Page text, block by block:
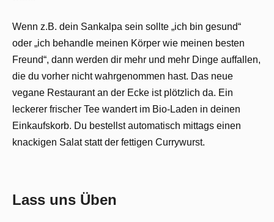
Wenn z.B. dein Sankalpa sein sollte „ich bin gesund“
oder „ich behandle meinen Körper wie meinen besten
Freund“, dann werden dir mehr und mehr Dinge auffallen,
die du vorher nicht wahrgenommen hast. Das neue
vegane Restaurant an der Ecke ist plötzlich da. Ein
leckerer frischer Tee wandert im Bio-Laden in deinen
Einkaufskorb. Du bestellst automatisch mittags einen
knackigen Salat statt der fettigen Currywurst.
Lass uns Üben